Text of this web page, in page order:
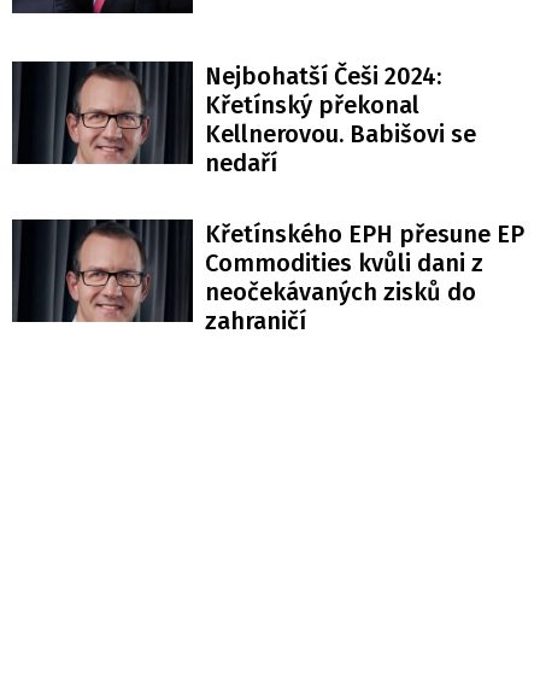
Nejbohatší Češi 2024:
Křetínský překonal
Kellnerovou. Babišovi se
nedaří
Křetínského EPH přesune EP
Commodities kvůli dani z
neočekávaných zisků do
zahraničí